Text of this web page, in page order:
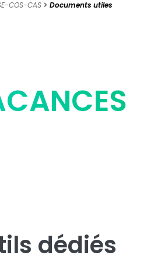
COS-CAS Documents utiles
dédiés